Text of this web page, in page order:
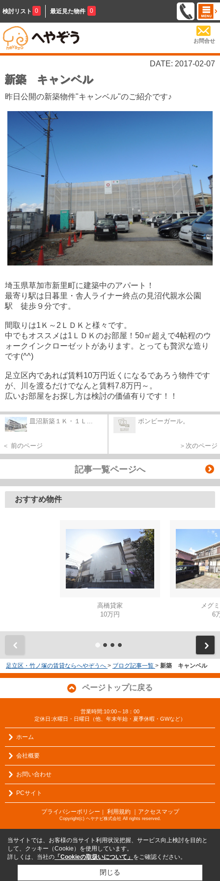
検討リスト 0 最近見た物件 0
お問合せ
DATE: 2017-02-07
新築 キャンベル
昨日公開の新築物件"キャンベル"のご紹介です♪
埼玉県草加市新里町に建築中のアパート！
最寄り駅は日暮里・舎人ライナー終点の見沼代親水公園
駅 徒歩９分です。
間取りは1Ｋ～2ＬＤＫと様々です。
中でもオススメは1ＬＤＫのお部屋！50㎡超えで4帖程のウ
ォークインクローゼットがあります。とっても贅沢な造り
です(^^)
足立区内であれば賃料10万円近くになるであろう物件です
が、川を渡るだけでなんと賃料7.8万円～。
広いお部屋をお探し方は検討の価値有りです！！
皿沼新築１Ｋ・１Ｌ...
＜ 前のページ
ボンビーガール。
＞次のページ
記事一覧ページへ
おすすめ物件
高橋貸家
10万円
メグ
6
足立区・竹ノ塚の賃貸ならへやぞうへ > ブログ記事一覧 > 新築 キャンベル
ページトップに戻る
営業時間:10:00～18：00
定休日:水曜日・日曜日（他、年末年始・夏季休暇・GWなど）
ホーム
会社概要
お問い合わせ
PCサイト
プライバシーポリシー ｜ 利用規約 ｜アクセスマップ
Copyright(c) ヘヤナビ株式会社 All rights reserved.
当サイトでは、お客様の当サイト利用状況把握、サービス向上検討を目的と
して、クッキー（Cookie）を使用しています。
詳しくは、当社の 「Cookieの取扱いについて」 をご確認ください。
閉じる